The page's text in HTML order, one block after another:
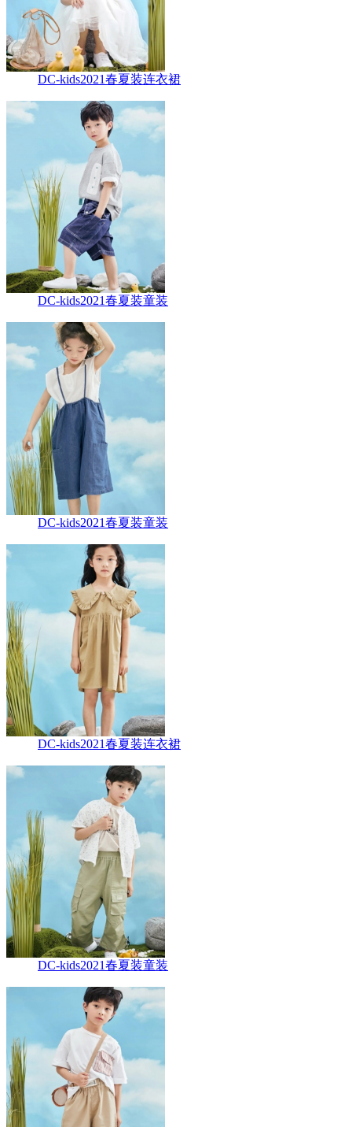
DC-kids2021春夏装连衣裙
DC-kids2021春夏装童装
DC-kids2021春夏装童装
DC-kids2021春夏装连衣裙
DC-kids2021春夏装童装